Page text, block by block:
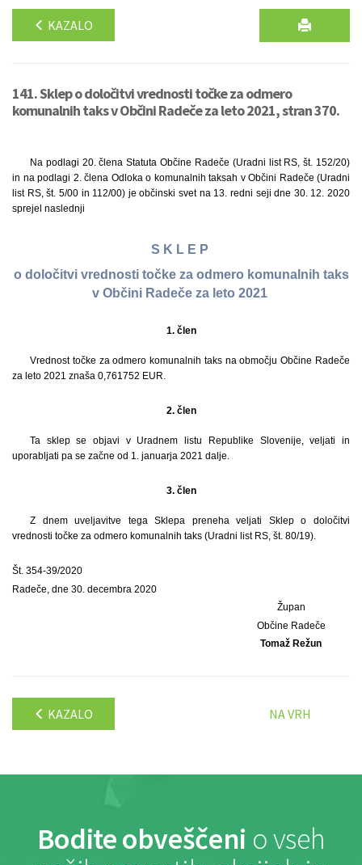
KAZALO
141. Sklep o določitvi vrednosti točke za odmero
komunalnih taks v Občini Radeče za leto 2021, stran 370.
Na podlagi 20. člena Statuta Občine Radeče (Uradni list RS, št. 152/20)
in na podlagi 2. člena Odloka o komunalnih taksah v Občini Radeče (Uradni
list RS, št. 5/00 in 112/00) je občinski svet na 13. redni seji dne 30. 12. 2020
sprejel naslednji
S K L E P
o določitvi vrednosti točke za odmero komunalnih taks
v Občini Radeče za leto 2021
1. člen
Vrednost točke za odmero komunalnih taks na območju Občine Radeče
za leto 2021 znaša 0,761752 EUR.
2. člen
Ta sklep se objavi v Uradnem listu Republike Slovenije, veljati in
uporabljati pa se začne od 1. januarja 2021 dalje.
3. člen
Z dnem uveljavitve tega Sklepa preneha veljati Sklep o določitvi
vrednosti točke za odmero komunalnih taks (Uradni list RS, št. 80/19).
Št. 354-39/2020
Radeče, dne 30. decembra 2020
Župan
Občine Radeče
Tomaž Režun
KAZALO NA VRH
Bodite obveščeni o vseh